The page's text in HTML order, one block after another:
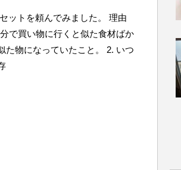
ットを頼んでみました。 理由
で買い物に行くと似た食材ばか
た物になっていたこと。 2. いつ